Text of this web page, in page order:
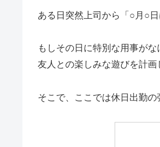
ある日突然上司から「○月○
もしその日に特別な用事が
友人との楽しみな遊びを計画
そこで、ここでは休日出勤の